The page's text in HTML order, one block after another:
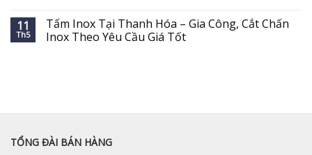
11
Th5
Tấm Inox Tại Thanh Hóa – Gia Công, Cắt Chấn
Inox Theo Yêu Cầu Giá Tốt
TỔNG ĐÀI BÁN HÀNG